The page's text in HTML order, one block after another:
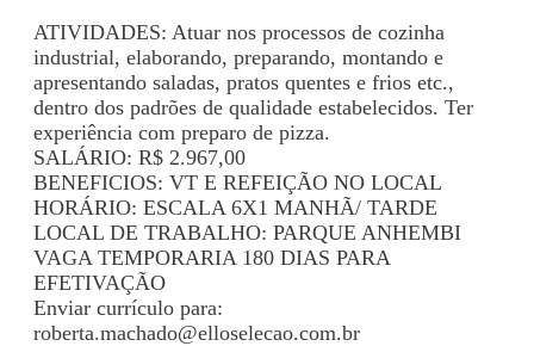
ATIVIDADES: Atuar nos processos de cozinha
industrial, elaborando, preparando, montando e
apresentando saladas, pratos quentes e frios etc.,
dentro dos padrões de qualidade estabelecidos. Ter
experiência com preparo de pizza.
SALÁRIO: R$ 2.967,00
BENEFICIOS: VT E REFEIÇÃO NO LOCAL
HORÁRIO: ESCALA 6X1 MANHÃ/ TARDE
LOCAL DE TRABALHO: PARQUE ANHEMBI
VAGA TEMPORARIA 180 DIAS PARA
EFETIVAÇÃO
Enviar currículo para:
roberta.machado@elloselecao.com.br